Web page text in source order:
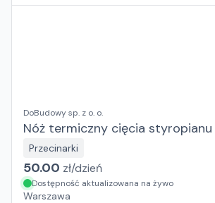
DoBudowy sp. z o. o.
Nóż termiczny cięcia styropianu
Przecinarki
50.00 zł/dzień
Dostępność aktualizowana na żywo
Warszawa